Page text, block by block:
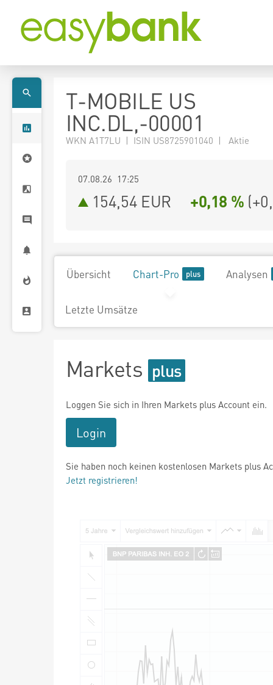
T-MOBILE US
INC.DL,-00001
WKN A1T7LU | ISIN US8725901040 | Aktie
07.08.26 17:25
154,54 EUR +0,18 % (
Übersicht Chart-Pro Analysen
Letzte Umsätze
Markets
Loggen Sie sich in Ihren Markets plus Account ein.
Login
Sie haben noch keinen kostenlosen Markets plus
Jetzt registrieren!